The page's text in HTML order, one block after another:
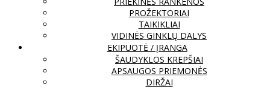
PROŽEKTORIAI
TAIKIKLIAI
VIDINĖS GINKLŲ DALYS
EKIPUOTĖ / ĮRANGA
ŠAUDYKLOS KREPŠIAI
APSAUGOS PRIEMONĖS
DIRŽAI